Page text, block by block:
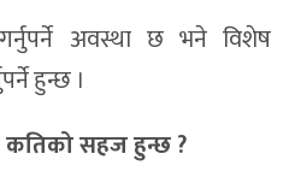
अवस्था छ भने विशेष
हुन्छ ।
कतिको सहज हुन्छ ?